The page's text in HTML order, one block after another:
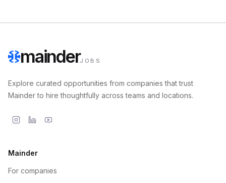
mainderJOBS
Explore curated opportunities from companies that trust
Mainder to hire thoughtfully across teams and locations.
Mainder
For companies